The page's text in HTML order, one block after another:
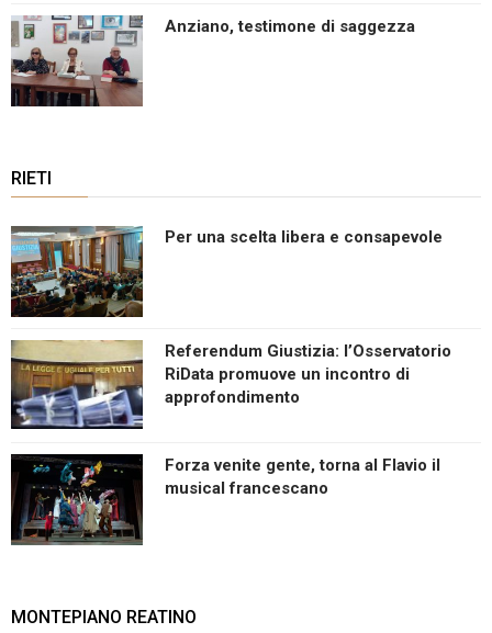
Anziano, testimone di saggezza
RIETI
Per una scelta libera e consapevole
Referendum Giustizia: l’Osservatorio
RiData promuove un incontro di
approfondimento
Forza venite gente, torna al Flavio il
musical francescano
MONTEPIANO REATINO